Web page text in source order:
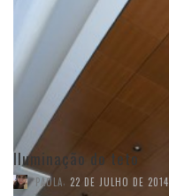
Iluminação do teto
PAOLA 22 DE JULHO DE 2014